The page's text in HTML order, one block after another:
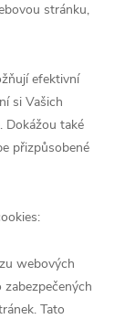
stránku,
efektivní
si Vašich
Dokážou také
přizpůsobené
webových
Tato